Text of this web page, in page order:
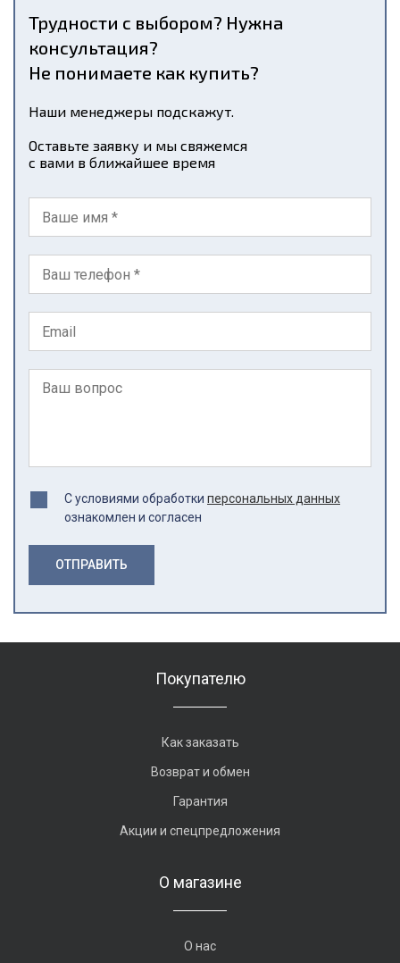
Трудности с выбором? Нужна
консультация?
Не понимаете как купить?
Наши менеджеры подскажут.
Оставьте заявку и мы свяжемся
с вами в ближайшее время
С условиями обработки персональных данных
ознакомлен и согласен
ОТПРАВИТЬ
Покупателю
Как заказать
Возврат и обмен
Гарантия
Акции и спецпредложения
О магазине
О нас